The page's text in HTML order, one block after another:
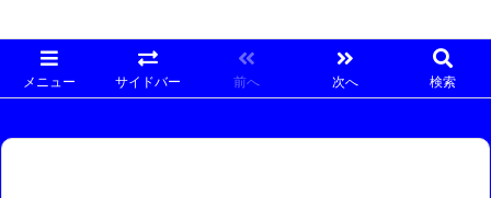
メニュー サイドバー 前へ 次へ 検索